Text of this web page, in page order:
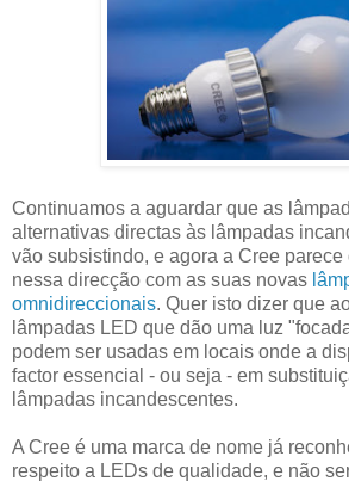
Continuamos a aguardar que as
alternativas directas às lâmpadas
vão subsistindo, e agora a Cree
nessa direcção com as suas novas
omnidireccionais. Quer isto dizer que
lâmpadas LED que dão uma luz
podem ser usadas em locais onde a
factor essencial - ou seja - em
lâmpadas incandescentes.
A Cree é uma marca de nome já
respeito a LEDs de qualidade, e não